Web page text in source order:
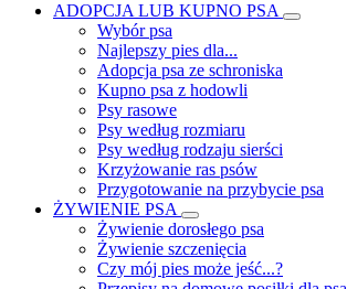
ADOPCJA LUB KUPNO PSA
Wybór psa
Najlepszy pies dla...
Adopcja psa ze schroniska
Kupno psa z hodowli
Psy rasowe
Psy według rozmiaru
Psy według rodzaju sierści
Krzyżowanie ras psów
Przygotowanie na przybycie psa
ŻYWIENIE PSA
Żywienie dorosłego psa
Żywienie szczenięcia
Czy mój pies może jeść...?